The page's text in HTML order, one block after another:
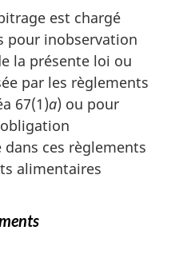
est chargé
pour inobservation
la présente loi ou
par les règlements
67(1)a) ou pour
ces règlements
alimentaires